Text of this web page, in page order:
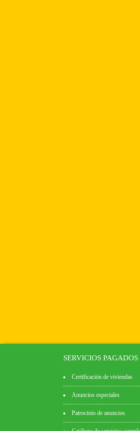
SERVICIOS PAGADOS
Certificación de viviendas
Anuncios especiales
Patrocinio de anuncios